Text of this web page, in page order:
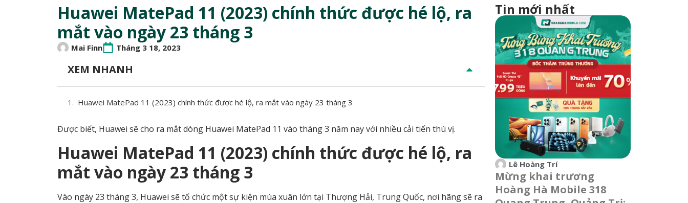
Huawei MatePad 11 (2023) chính thức được hé lộ, ra
mắt vào ngày 23 tháng 3
Mai Finn Tháng 3 18, 2023
XEM NHANH
Huawei MatePad 11 (2023) chính thức được hé lộ, ra mắt vào ngày 23 tháng 3
Được biết, Huawei sẽ cho ra mắt dòng Huawei MatePad 11 vào tháng 3 năm nay với nhiều cải tiến thú vị.
Huawei MatePad 11 (2023) chính thức được hé lộ, ra
mắt vào ngày 23 tháng 3
Vào ngày 23 tháng 3, Huawei sẽ tổ chức một sự kiện mùa xuân lớn tại Thượng Hải, Trung Quốc, nơi hãng sẽ ra
Tin mới nhất
Lê Hoàng Trí
Mừng khai trương
Hoàng Hà Mobile 318